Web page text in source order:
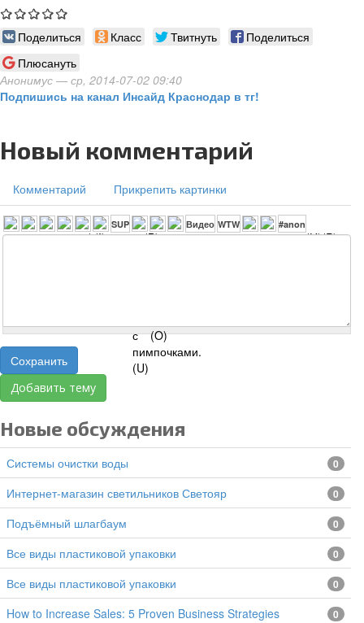
Поделиться Класс Твитнуть
Поделиться
Плюсануть
Анонимус — ср, 2014-07-02 09:40
Подпишись на канал Инсайд Краснодар в тг!
Новый комментарий
Комментарий Прикрепить картинки
Сохранить
Добавить тему
Новые обсуждения
Системы очистки воды 0
Интернет-магазин светильников Светояр 0
подъёмный шлагбаум 0
все виды пластиковой упаковки 0
все виды пластиковой упаковки 0
How to Increase Sales: 5 Proven Business Strategies 0